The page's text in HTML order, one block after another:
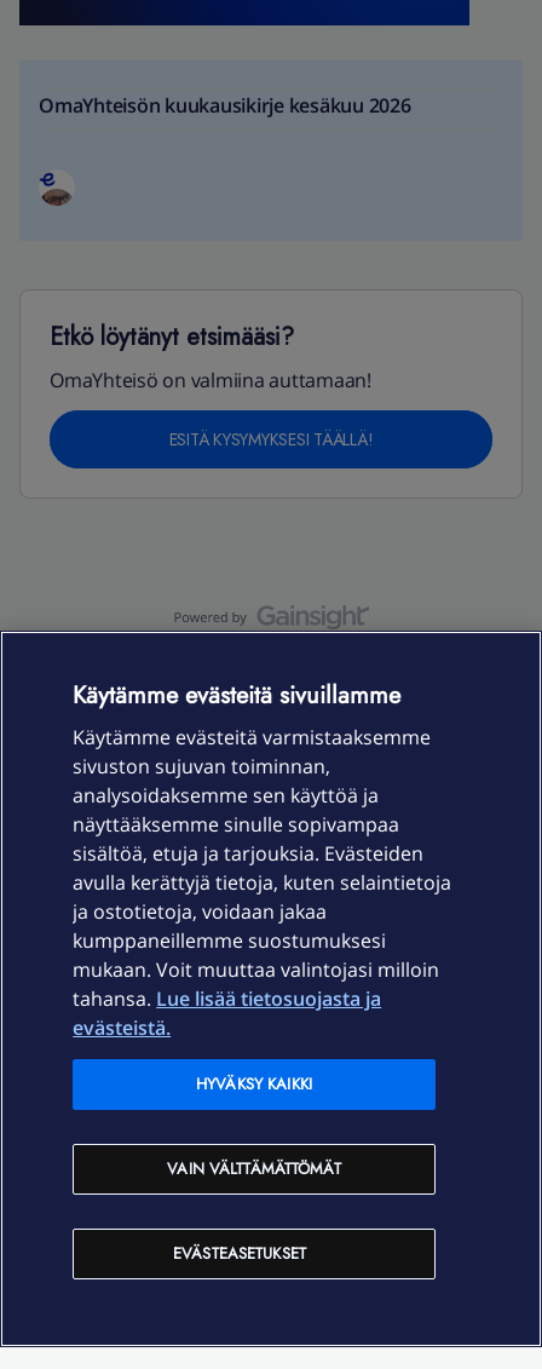
OmaYhteisön kuukausikirje kesäkuu 2026
Etkö löytänyt etsimääsi?
OmaYhteisö on valmiina auttamaan!
ESITÄ KYSYMYKSESI TÄÄLLÄ!
Laitteet & liittymät
Palvelut
Ajankohtaista
Elisa Oyj
In English
Käytämme evästeitä sivuillamme
Käytämme evästeitä varmistaaksemme
sivuston sujuvan toiminnan,
analysoidaksemme sen käyttöä ja
näyttääksemme sinulle sopivampaa
sisältöä, etuja ja tarjouksia. Evästeiden
avulla kerättyjä tietoja, kuten selaintietoja
ja ostotietoja, voidaan jakaa
kumppaneillemme suostumuksesi
mukaan. Voit muuttaa valintojasi milloin
tahansa. Lue lisää tietosuojasta ja
evästeistä.
EVÄSTEASETUKSET
VAIN VÄLTTÄMÄTTÖMÄT
HYVÄKSY KAIKKI